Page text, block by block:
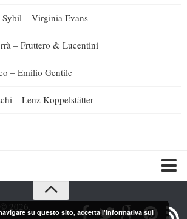
Sybil – Virginia Evans
– Fruttero & Lucentini
– Emilio Gentile
– Lenz Koppelstätter
2026.su questo sito, accetta l'informativa sui